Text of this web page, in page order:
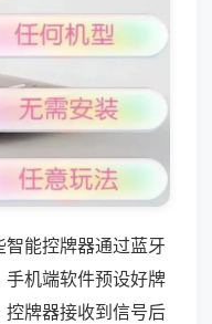
能控牌器通过蓝牙
机端软件预设好牌
牌器接收到信号后